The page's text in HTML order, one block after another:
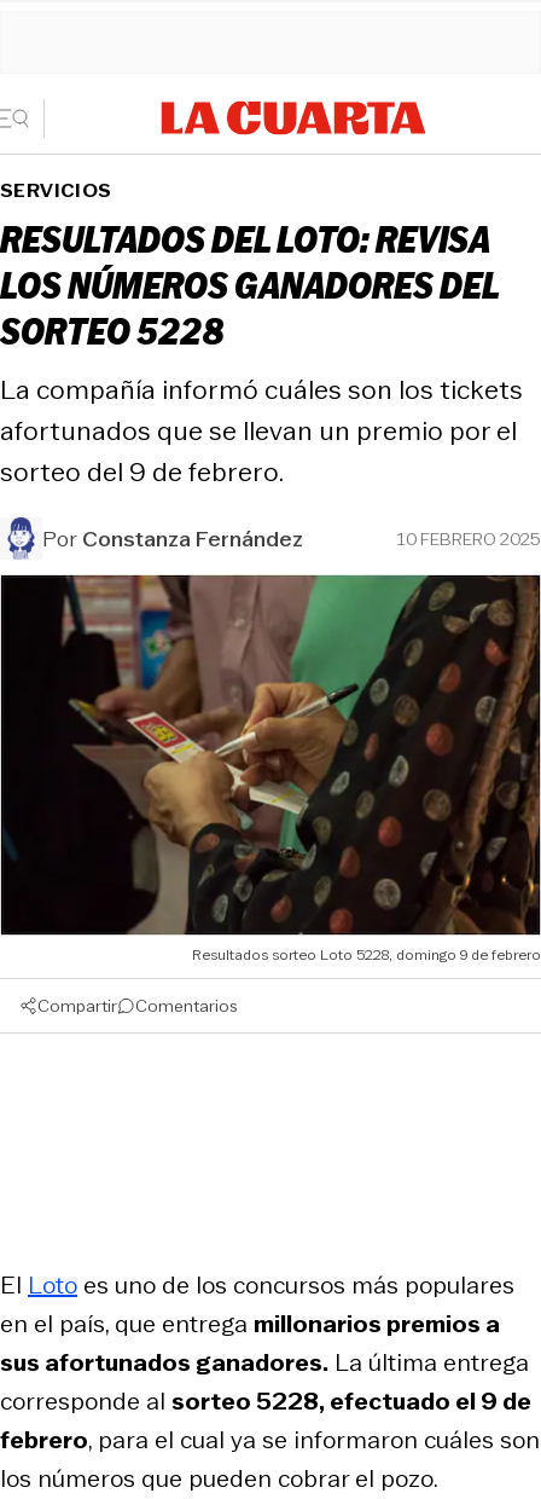
SERVICIOS
RESULTADOS DEL LOTO: REVISA
LOS NÚMEROS GANADORES DEL
SORTEO 5228
La compañía informó cuáles son los tickets
afortunados que se llevan un premio por el
sorteo del 9 de febrero.
PorConstanza Fernández 10 FEBRERO 2025
Resultados sorteo Loto 5228, domingo 9 de febrero
Compartir Comentarios
El Loto es uno de los concursos más populares
en el país, que entrega millonarios premios a
sus afortunados ganadores. La última entrega
corresponde al sorteo 5228, efectuado el 9 de
febrero, para el cual ya se informaron cuáles son
los números que pueden cobrar el pozo.